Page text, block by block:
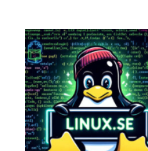
innehåll